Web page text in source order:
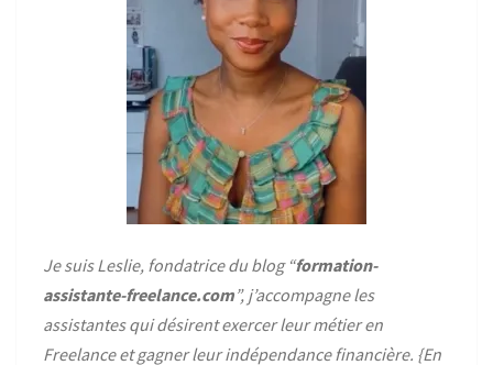
Je suis Leslie, fondatrice du blog “formation-
assistante-freelance.com”, j’accompagne les
assistantes qui désirent exercer leur métier en
Freelance et gagner leur indépendance financière. {En